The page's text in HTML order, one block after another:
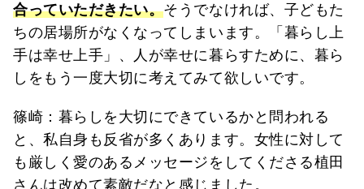
合っていただきたい。そうでなければ、子どもた
ちの居場所がなくなってしまいます。「暮らし上
手は幸せ上手」、人が幸せに暮らすために、暮ら
しをもう一度大切に考えてみて欲しいです。
篠崎：暮らしを大切にできているかと問われる
と、私自身も反省が多くあります。女性に対して
も厳しく愛のあるメッセージをしてくださる植田
さんは改めて素敵だなと感じました。